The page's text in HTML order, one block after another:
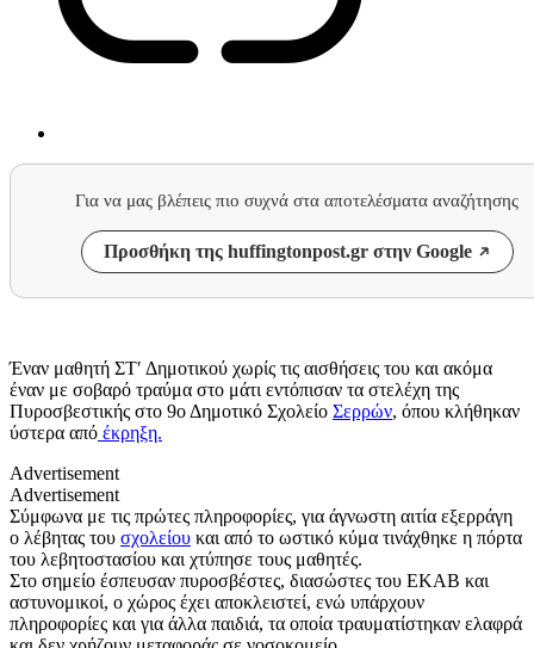
Για να μας βλέπεις πιο συχνά στα αποτελέσματα αναζήτησης
Προσθήκη της huffingtonpost.gr στην Google
Έναν μαθητή ΣΤ′ Δημοτικού χωρίς τις αισθήσεις του και ακόμα
έναν με σοβαρό τραύμα στο μάτι εντόπισαν τα στελέχη της
Πυροσβεστικής στο 9ο Δημοτικό Σχολείο Σερρών, όπου κλήθηκαν
ύστερα από έκρηξη.
Advertisement
Advertisement
Σύμφωνα με τις πρώτες πληροφορίες, για άγνωστη αιτία εξερράγη
ο λέβητας του σχολείου και από το ωστικό κύμα τινάχθηκε η πόρτα
του λεβητοστασίου και χτύπησε τους μαθητές.
Στο σημείο έσπευσαν πυροσβέστες, διασώστες του ΕΚΑΒ και
αστυνομικοί, ο χώρος έχει αποκλειστεί, ενώ υπάρχουν
πληροφορίες και για άλλα παιδιά, τα οποία τραυματίστηκαν ελαφρά